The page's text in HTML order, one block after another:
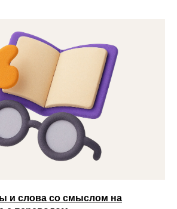
и слова со смыслом на